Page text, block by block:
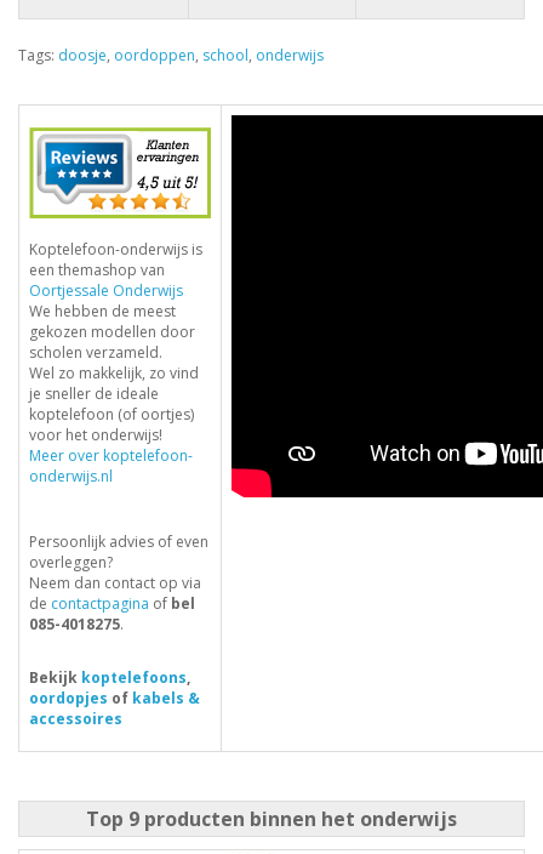
Tags: doosje, oordoppen, school, onderwijs
Koptelefoon-onderwijs is
een themashop van
Oortjessale Onderwijs
We hebben de meest
gekozen modellen door
scholen verzameld.
Wel zo makkelijk, zo vind
je sneller de ideale
koptelefoon (of oortjes)
voor het onderwijs!
Meer over koptelefoon-
onderwijs.nl
Persoonlijk advies of even
overleggen?
Neem dan contact op via
de contactpagina of bel
085-4018275.
Bekijk koptelefoons,
oordopjes of kabels &
accessoires
Top 9 producten binnen het onderwijs